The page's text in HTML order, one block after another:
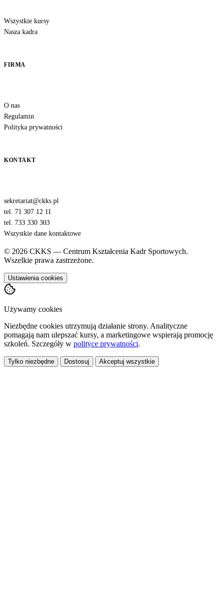
Wszystkie kursy
Nasza kadra
FIRMA
O nas
Regulamin
Polityka prywatności
KONTAKT
sekretariat@ckks.pl
tel. 71 307 12 11
tel. 733 330 303
Wszystkie dane kontaktowe
© 2026 CKKS — Centrum Kształcenia Kadr Sportowych.
Wszelkie prawa zastrzeżone.
Ustawienia cookies
Używamy cookies
Niezbędne cookies utrzymują działanie strony. Analityczne
pomagają nam ulepszać kursy, a marketingowe wspierają promocję
szkoleń. Szczegóły w polityce prywatności.
Tylko niezbędne Dostosuj Akceptuj wszystkie